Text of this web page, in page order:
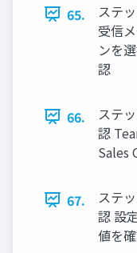
65.
ステ
受信
ンを
認
66.
ステ
認
Sales
67.
ステ
認 設
値を